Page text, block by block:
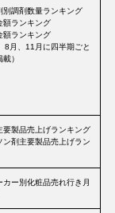
別調剤数量ランキング
額ランキング
額ランキング
8月、11月に四半期ごと
）
要製品売上げランキング
ン剤主要製品売上げラン
カー別化粧品売れ行き月